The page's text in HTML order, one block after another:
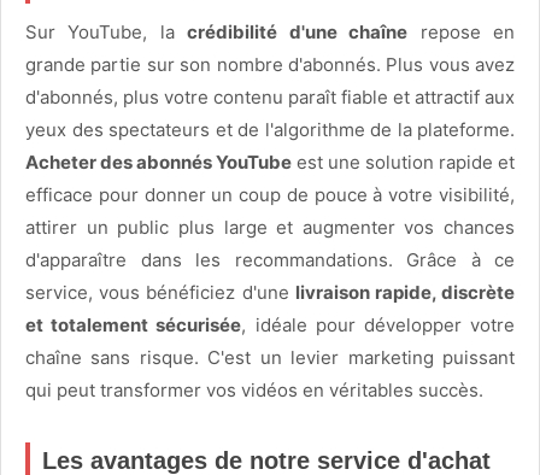
Sur YouTube, lacrédibilité d'une chaîne repose en
grande partie sur son nombre d'abonnés. Plus vous avez
d'abonnés, plus votre contenu paraît fiable et attractif aux
yeux des spectateurs et de l'algorithme de la plateforme.
Acheter des abonnés YouTube est une solution rapide et
efficace pour donner un coup de pouce à votre visibilité,
attirer un public plus large et augmenter vos chances
d'apparaître dans les recommandations. Grâce à ce
service, vous bénéficiez d'une livraison rapide, discrète
et totalement sécurisée, idéale pour développer votre
chaîne sans risque. C'est un levier marketing puissant
qui peut transformer vos vidéos en véritables succès.
Les avantages de notre service d'achat